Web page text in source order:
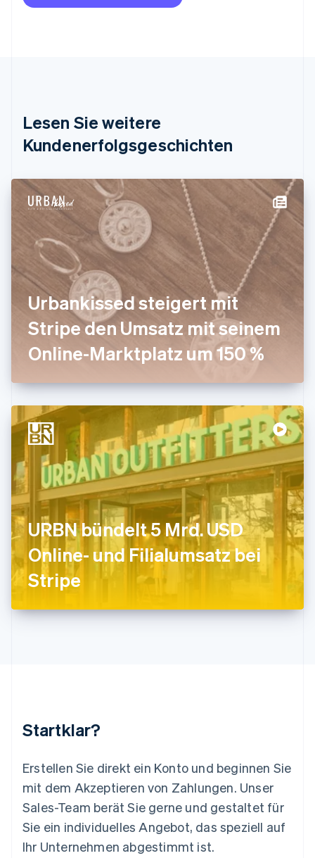
Lesen Sie weitere
Kundenerfolgsgeschichten
Urbankissed steigert mit
Stripe den Umsatz mit seinem
Online-Marktplatz um 150 %
URBN bündelt 5 Mrd. USD
Online- und Filialumsatz bei
Stripe
Startklar?
Erstellen Sie direkt ein Konto und beginnen Sie
mit dem Akzeptieren von Zahlungen. Unser
Sales-Team berät Sie gerne und gestaltet für
Sie ein individuelles Angebot, das speziell auf
Ihr Unternehmen abgestimmt ist.
NederlandsFrançaisDeutschEnglish
DeutschEnglish
English
简体中文English
Finnland
EnglishSvenska
Frankreich
Français English
Gibraltar
English
Griechenland
English
Indien
English
Irland
English
Japan
日本語English
Kanada
English Français
Kroatien
EnglishItaliano
Lettland
English
Liechtenstein
Deutsch English
Litauen
English
Luxemburg
FrançaisDeutsch English
Malaysia
Malta
Nederlands English
Norwegen
Österreich
Polen
English
Portugal
Português English
Rumänien